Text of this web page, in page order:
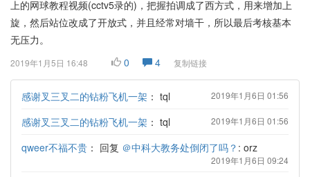
上的网球教程视频(cctv5录的)，把握拍调成了西方式，用来增加上
旋，然后站位改成了开放式，并且经常对墙干，所以最后考核基本
无压力。
2019年1月5日 16:48 0 4 复制链接
感谢叉三叉二的钻粉飞机一架 ： tql 2019年1月6日 01:56
感谢叉三叉二的钻粉飞机一架 ： tql 2019年1月6日 01:56
qweer不福不贵 ： 回复 ＠中科大教务处倒闭了吗？ : orz
2019年1月6日 09:24